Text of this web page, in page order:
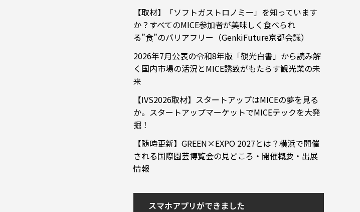
【取材】「ソフトガストロノミー」を知っています
か？すべてのMICE参加者が美味しく食べられ
る”食”のバリアフリー（GenkiFuture京都会議）
2026年7月公表の令和8年版「観光白書」から読み解
く国内市場の活況とMICE誘致がもたらす観光業の未
来
【IVS2026取材】スタートアップはMICEの夢を見る
か。スタートアップマーケットでMICEテックを大発
掘！
【随時更新】GREEN×EXPO 2027とは？横浜で開催
される国際園芸博覧会の見どころ・開催概要・出展
情報
スマホアプリができました